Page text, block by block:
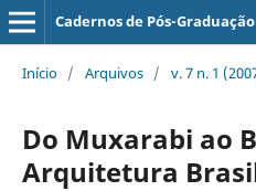
Cadernos de Pós-
Início / Arquivos / v. 7 n. 1
Do Muxarabi ao
Arquitetura